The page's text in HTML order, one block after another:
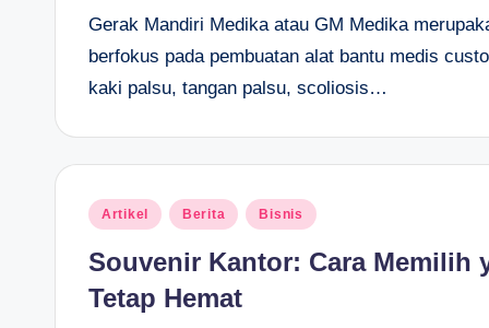
Gerak Mandiri Medika atau GM Medika
berfokus pada pembuatan alat bantu medis
kaki palsu, tangan palsu, scoliosis…
Posted
Artikel Berita Bisnis
Souvenir Kantor: Cara Memilih
Tetap Hemat